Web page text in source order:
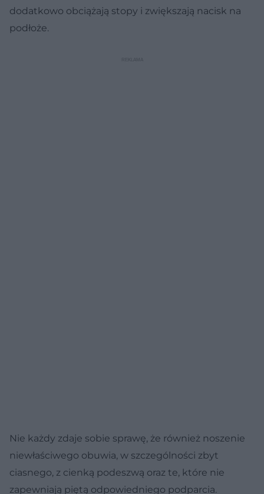
dodatkowo obciążają stopy i zwiększają nacisk na
podłoże.
Nie każdy zdaje sobie sprawę, że również noszenie
niewłaściwego obuwia, w szczególności zbyt
ciasnego, z cienką podeszwą oraz te, które nie
zapewniają piętą odpowiedniego podparcia.